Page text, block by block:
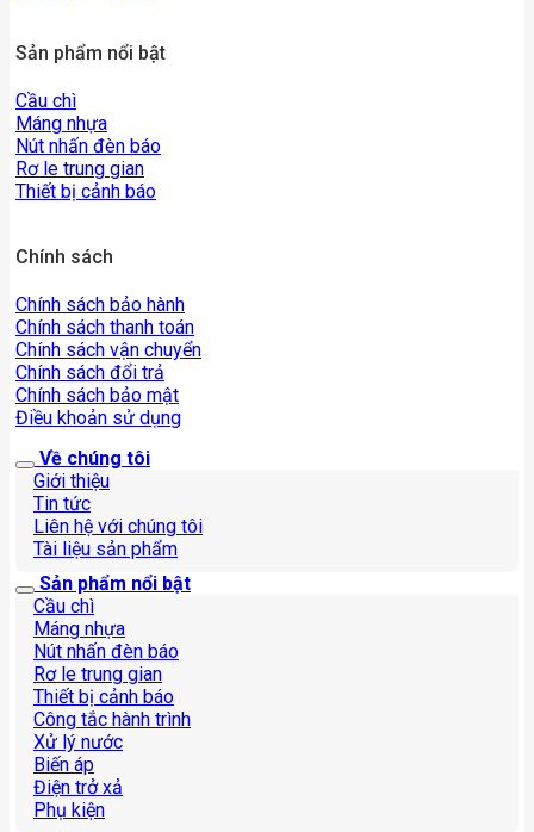
Sản phẩm nổi bật
Cầu chì
Máng nhựa
Nút nhấn đèn báo
Rơ le trung gian
Thiết bị cảnh báo
Chính sách
Chính sách bảo hành
Chính sách thanh toán
Chính sách vận chuyển
Chính sách đổi trả
Chính sách bảo mật
Điều khoản sử dụng
Về chúng tôi
Giới thiệu
Tin tức
Liên hệ với chúng tôi
Tài liệu sản phẩm
Sản phẩm nổi bật
Cầu chì
Máng nhựa
Nút nhấn đèn báo
Rơ le trung gian
Thiết bị cảnh báo
Công tắc hành trình
Xử lý nước
Biến áp
Điện trở xả
Phụ kiện